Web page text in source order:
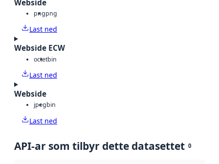
Webside
pngpng
Last ned
Webside ECW
octetbin
Last ned
Webside
jpegbin
Last ned
API-ar som tilbyr dette datasettet 0